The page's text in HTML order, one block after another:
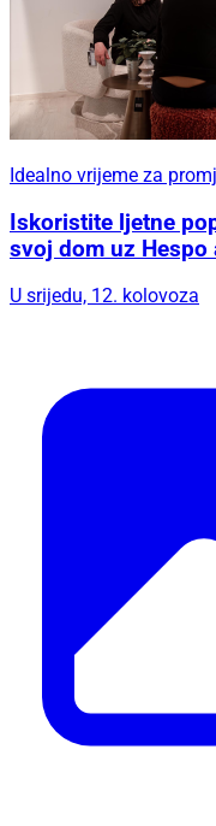
Idealno vrijeme za
Iskoristite ljetne
svoj dom uz Hespo
U srijedu, 12. kolovoza